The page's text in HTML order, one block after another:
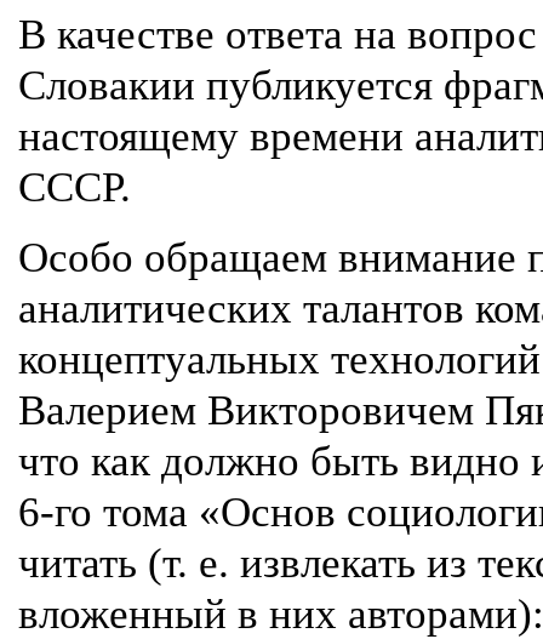
В качестве ответа на
Словакии публикуется
настоящему времени
СССР.
Особо обращаем внимание
аналитических талантов
концептуальных
Валерием Викторовичем
что как должно быть видно
6-го тома «Основ
читать (т. е. извлекать из
вложенный в них авторами):